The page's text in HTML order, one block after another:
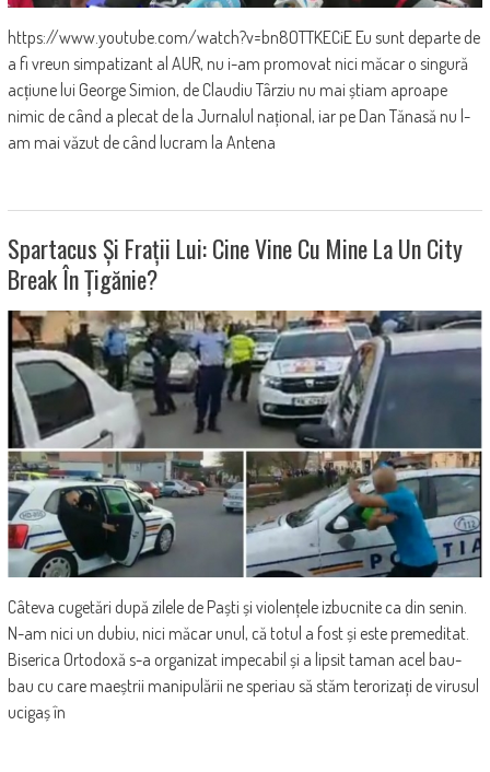
https://www.youtube.com/watch?v=bn8OTTKECiE Eu sunt departe de
a fi vreun simpatizant al AUR, nu i-am promovat nici măcar o singură
acțiune lui George Simion, de Claudiu Târziu nu mai știam aproape
nimic de când a plecat de la Jurnalul național, iar pe Dan Tănasă nu l-
am mai văzut de când lucram la Antena
Spartacus Și Frații Lui: Cine Vine Cu Mine La Un City
Break În Țigănie?
Câteva cugetări după zilele de Paști și violențele izbucnite ca din senin.
N-am nici un dubiu, nici măcar unul, că totul a fost și este premeditat.
Biserica Ortodoxă s-a organizat impecabil și a lipsit taman acel bau-
bau cu care maeștrii manipulării ne speriau să stăm terorizați de virusul
ucigaș în